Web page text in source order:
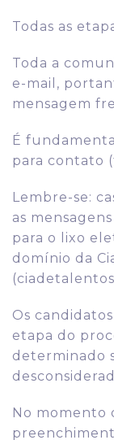
Todas as
Toda a
e-mail,
mensagem
É
para contato
Lembre-se:
as
para o lixo
domínio da
Os
etapa do
determinado
No momento